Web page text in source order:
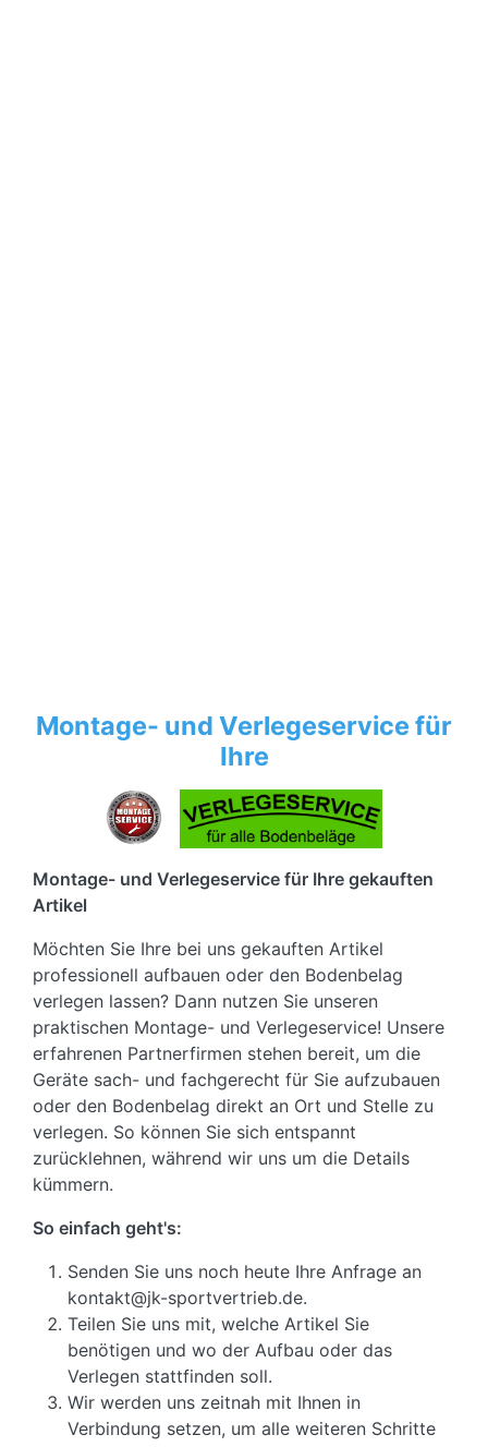
Montage- und Verlegeservice für
Ihre
Montage- und Verlegeservice für Ihre gekauften
Artikel
Möchten Sie Ihre bei uns gekauften Artikel
professionell aufbauen oder den Bodenbelag
verlegen lassen? Dann nutzen Sie unseren
praktischen Montage- und Verlegeservice! Unsere
erfahrenen Partnerfirmen stehen bereit, um die
Geräte sach- und fachgerecht für Sie aufzubauen
oder den Bodenbelag direkt an Ort und Stelle zu
verlegen. So können Sie sich entspannt
zurücklehnen, während wir uns um die Details
kümmern.
So einfach geht's:
Senden Sie uns noch heute Ihre Anfrage an
kontakt@jk-sportvertrieb.de.
Teilen Sie uns mit, welche Artikel Sie
benötigen und wo der Aufbau oder das
Verlegen stattfinden soll.
Wir werden uns zeitnah mit Ihnen in
Verbindung setzen, um alle weiteren Schritte